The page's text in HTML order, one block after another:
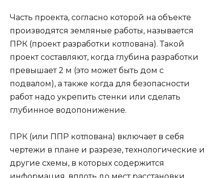
Часть проекта, согласно которой на объекте
производятся земляные работы, называется
ПРК (проект разработки котлована). Такой
проект составляют, когда глубина разработки
превышает 2 м (это может быть дом с
подвалом), а также когда для безопасности
работ надо укрепить стенки или сделать
глубинное водопонижение.
ПРК (или ППР котлована) включает в себя
чертежи в плане и разрезе, технологические и
другие схемы, в которых содержится